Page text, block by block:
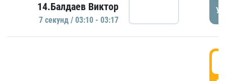
14.Балдаев Виктор
7 секунд / 03:10 - 03:17